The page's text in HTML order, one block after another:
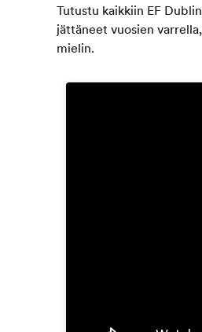
Tutustu kaikkiin EF
jättäneet vuosien
mielin.